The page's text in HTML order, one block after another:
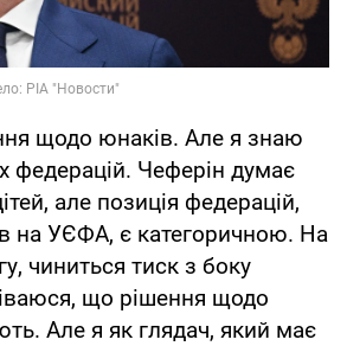
щодо юнаків. Але я знаю
федерацій. Чеферін думає
але позиція федерацій,
на УЄФА, є категоричною. На
чиниться тиск з боку
що рішення щодо
Але я як глядач, який має